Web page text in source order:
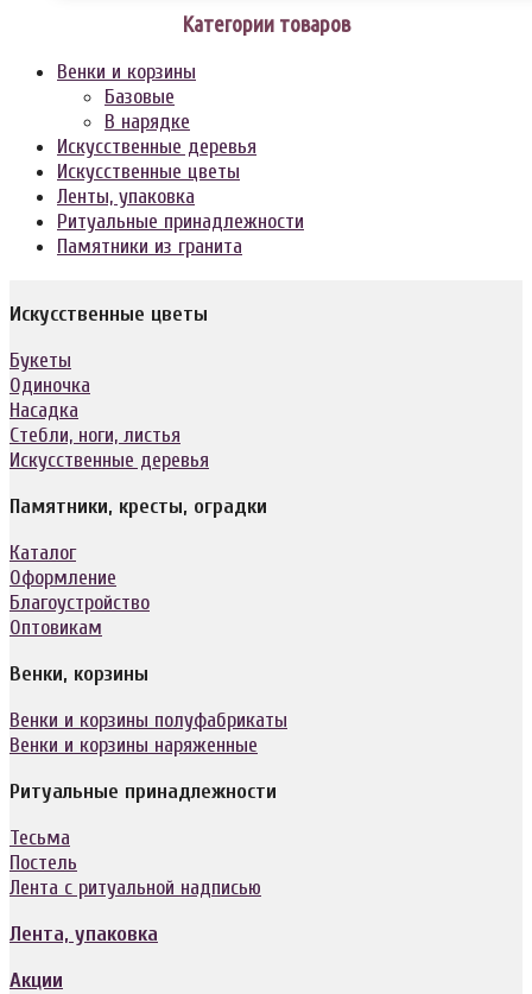
Категории товаров
Венки и корзины
Базовые
В нарядке
Искусственные деревья
Искусственные цветы
Ленты, упаковка
Ритуальные принадлежности
Памятники из гранита
Искусственные цветы
Букеты
Одиночка
Насадка
Стебли, ноги, листья
Искусственные деревья
Памятники, кресты, оградки
Каталог
Оформление
Благоустройство
Оптовикам
Венки, корзины
Венки и корзины полуфабрикаты
Венки и корзины наряженные
Ритуальные принадлежности
Тесьма
Постель
Лента с ритуальной надписью
Лента, упаковка
Акции